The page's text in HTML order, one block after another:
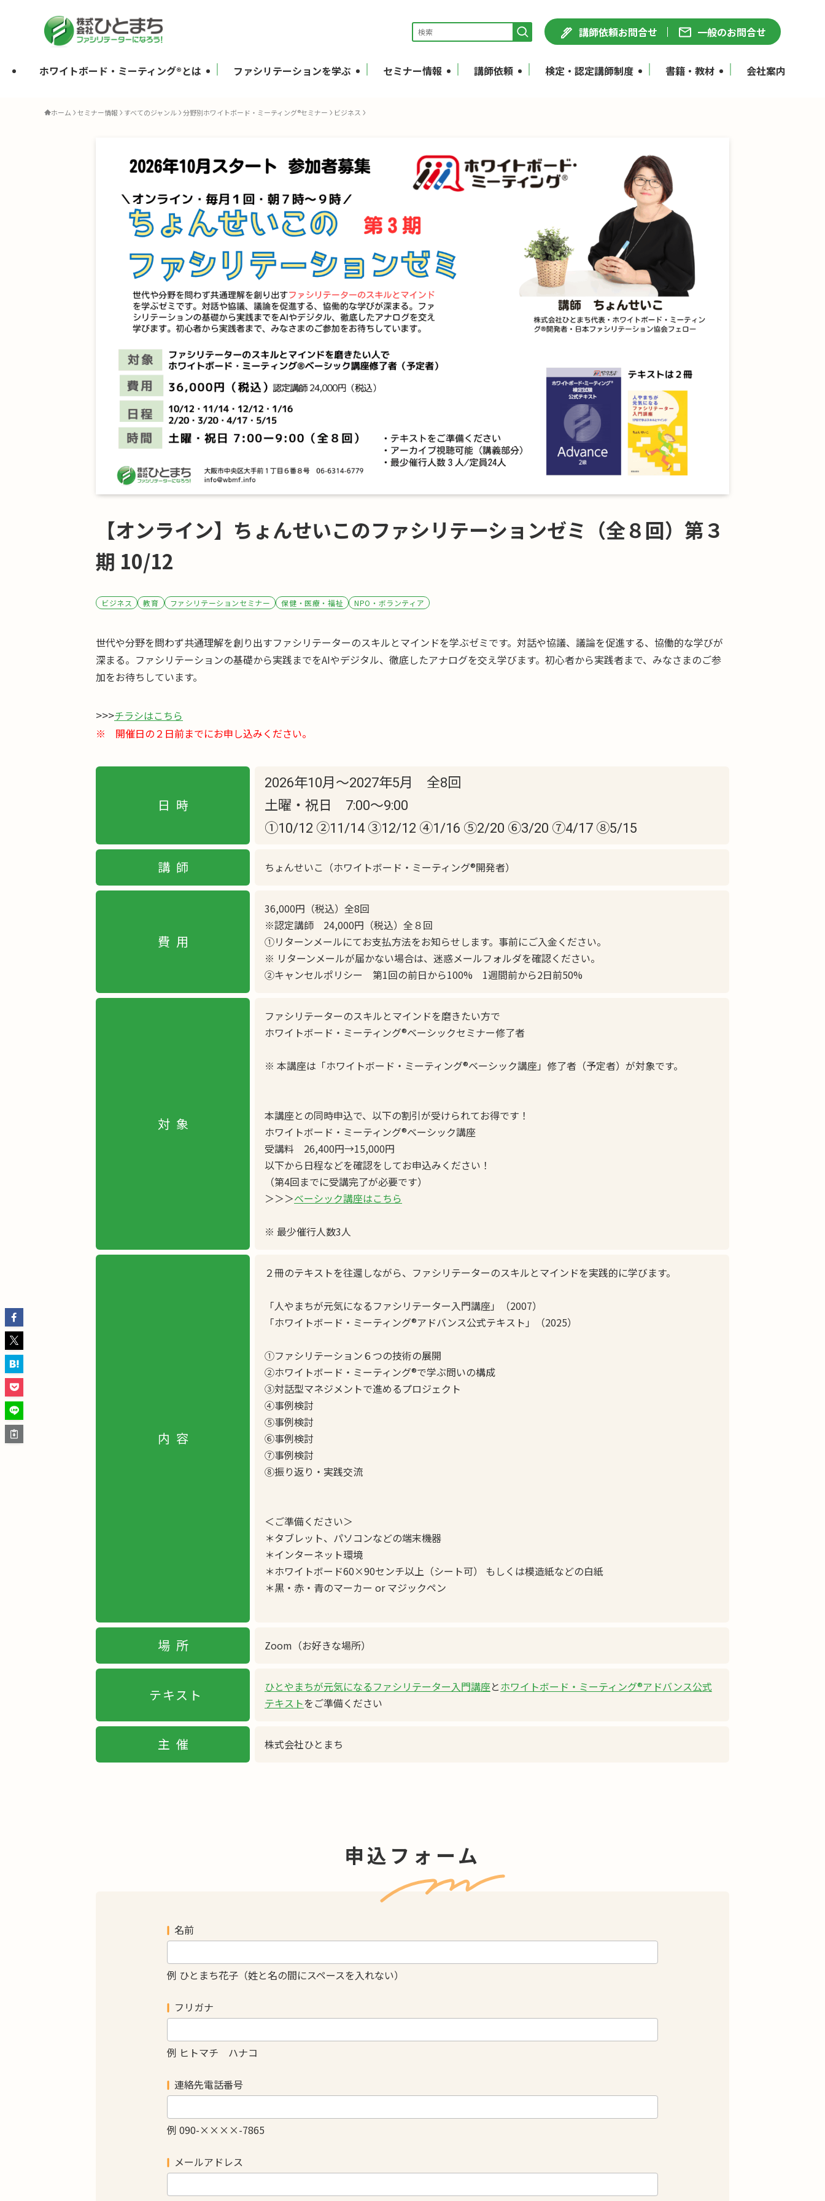
講師依頼お問合せ 一般のお問合せ
ホワイトボード・ミーティング®とは ファシリテーションを学ぶ セミナー情報 講師依頼 検定・認定講師制度 書籍・教材 会社案内
ホーム セミナー情報 すべてのジャンル 分野別ホワイトボード・ミーティング®セミナー ビジネス
【オンライン】ちょんせいこのファシリテーションゼミ（全８回）第３
期 10/12
ビジネス 教育 ファシリテーションセミナー 保健・医療・福祉 NPO・ボランティア
世代や分野を問わず共通理解を創り出すファシリテーターのスキルとマインドを学ぶゼミです。対話や協議、議論を促進する、協働的な学びが
深まる。ファシリテーションの基礎から実践までをAIやデジタル、徹底したアナログを交え学びます。初心者から実践者まで、みなさまのご参
加をお待ちしています。
>>>チラシはこちら
※ 開催日の２日前までにお申し込みください。
日時
2026年10月〜2027年5月 全8回
土曜・祝日 7:00～9:00
①10/12 ②11/14 ③12/12 ④1/16 ⑤2/20 ⑥3/20 ⑦4/17 ⑧5/15
講師 ちょんせいこ（ホワイトボード・ミーティング®︎開発者）
費用
36,000円（税込）全8回
※認定講師 24,000円（税込）全８回
①リターンメールにてお支払方法をお知らせします。事前にご入金ください。
※ リターンメールが届かない場合は、迷惑メールフォルダを確認ください。
②キャンセルポリシー 第1回の前日から100% 1週間前から2日前50%
対象
ファシリテーターのスキルとマインドを磨きたい方で
ホワイトボード・ミーティング®ベーシックセミナー修了者
※ 本講座は「ホワイトボード・ミーティング®︎ベーシック講座」修了者（予定者）が対象です。
本講座との同時申込で、以下の割引が受けられてお得です！
ホワイトボード・ミーティング®︎ベーシック講座
受講料 26,400円→15,000円
以下から日程などを確認をしてお申込みください！
（第4回までに受講完了が必要です）
＞＞＞ベーシック講座はこちら
※ 最少催行人数3人
内容
２冊のテキストを往還しながら、ファシリテーターのスキルとマインドを実践的に学びます。
「人やまちが元気になるファシリテーター入門講座」（2007）
「ホワイトボード・ミーティング®︎アドバンス公式テキスト」（2025）
①ファシリテーション６つの技術の展開
②ホワイトボード・ミーティング®︎で学ぶ問いの構成
③対話型マネジメントで進めるプロジェクト
④事例検討
⑤事例検討
⑥事例検討
⑦事例検討
⑧振り返り・実践交流
＜ご準備ください＞
＊タブレット、パソコンなどの端末機器
＊インターネット環境
＊ホワイトボード60×90センチ以上（シート可） もしくは模造紙などの白紙
＊黒・赤・青のマーカー or マジックペン
場所 Zoom（お好きな場所）
テキスト ひとやまちが元気になるファシリテーター入門講座とホワイトボード・ミーティング®︎アドバンス公式
テキストをご準備ください
主催 株式会社ひとまち
申込フォーム
名前
例 ひとまち花子（姓と名の間にスペースを入れない）
フリガナ
例 ヒトマチ ハナコ
連絡先電話番号
例 090-××××-7865
メールアドレス